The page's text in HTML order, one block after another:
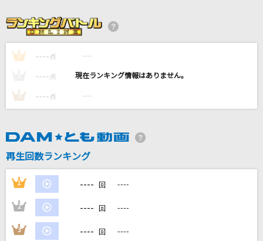
怪獣の花唄
Vaundy
スピッツ
クトリー～
川添智久
[生音]水平線
back number
[生音]夏をあきらめて
1 ---- 点 ----
---- 点 ----
3 ---- 点 ----
再生回数ランキング
1 ---- 回 ----
2 ---- 回 ----
3 ---- 回 ----